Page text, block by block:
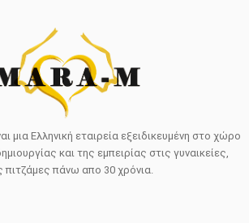
μια Ελληνική εταιρεία εξειδικευμένη στο χώρο
και της εμπειρίας στις γυναικείες,
πιτζάμες πάνω απο 30 χρόνια.